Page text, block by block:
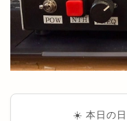
☀️ 本日の日